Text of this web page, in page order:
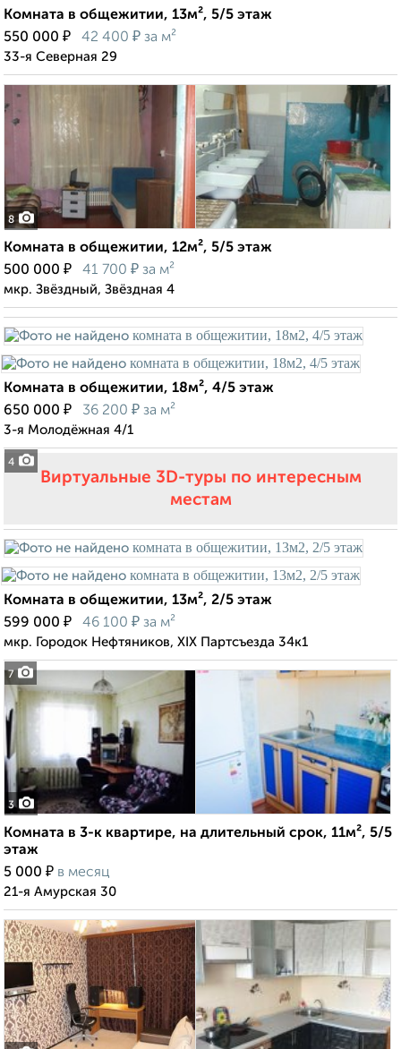
Комната в общежитии, 13м², 5/5 этаж
550 000 ₽ 42 400 ₽ за м²
33-я Северная 29
8
Комната в общежитии, 12м², 5/5 этаж
500 000 ₽ 41 700 ₽ за м²
мкр. Звёздный, Звёздная 4
4
Комната в общежитии, 18м², 4/5 этаж
650 000 ₽ 36 200 ₽ за м²
3-я Молодёжная 4/1
Виртуальные 3D-туры по интересным
местам
7
Комната в общежитии, 13м², 2/5 этаж
599 000 ₽ 46 100 ₽ за м²
мкр. Городок Нефтяников, XIX Партсъезда 34к1
3
Комната в 3-к квартире, на длительный срок, 11м², 5/5
этаж
5 000 ₽ в месяц
21-я Амурская 30